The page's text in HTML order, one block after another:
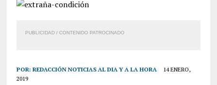
PUBLICIDAD / CONTENIDO PATROCINADO
POR: REDACCIÓN NOTICIAS AL DIA Y A LA HORA
14 ENERO,
2019